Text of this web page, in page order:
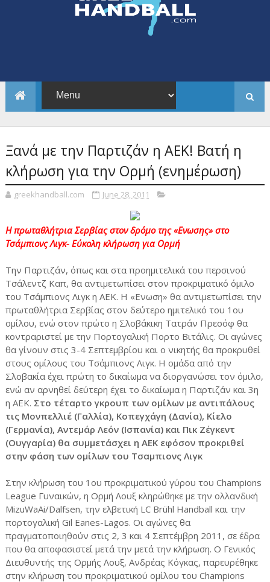
Ξανά με την Παρτιζάν η ΑΕΚ! Βατή η
κλήρωση για την Ορμή (ενημέρωση)
greekhandball.com June 28, 2011
Η πρωταθλήτρια Σερβίας στον δρόμο της «Ενωσης» στο
Τσάμπιονς Λιγκ- Εύκολη κλήρωση για Ορμή
Την Παρτιζάν, όπως και στα προημιτελικά του περσινού
Τσάλεντζ Καπ, θα αντιμετωπίσει στον προκριματικό όμιλο
του Τσάμπιονς Λιγκ η ΑΕΚ. Η «Ενωση» θα αντιμετωπίσει την
πρωταθλήτρια Σερβίας στον δεύτερο ημιτελικό του 1ου
ομίλου, ενώ στον πρώτο η Σλοβάκικη Τατράν Πρεσόφ θα
κοντραριστεί με την Πορτογαλική Πορτο Βιτάλις. Οι αγώνες
θα γίνουν στις 3-4 Σεπτεμβρίου και ο νικητής θα προκρυθεί
στους ομίλους του Τσάμπιονς Λιγκ. Η ομάδα από την
Σλοβακία έχει πρώτη το δικαίωμα να διοργανώσει τον όμιλο,
ενώ αν αρνηθεί δεύτερη έχει το δικαίωμα η Παρτιζάν και 3η
η ΑΕΚ. Στο τέταρτο γκρουπ των ομίλων με αντιπάλους
τις Μονπελλιέ (Γαλλία), Κοπεγχάγη (Δανία), Κίελο
(Γερμανία), Αντεμάρ Λεόν (Ισπανία) και Πικ Ζέγκεντ
(Ουγγαρία) θα συμμετάσχει η ΑΕΚ εφόσον προκριθεί
στην φάση των ομίλων του Τσαμπιονς Λιγκ
Στην κλήρωση του 1ου προκριματικού γύρου του Champions
League Γυναικών, η Ορμή Λουξ κληρώθηκε με την ολλανδική
MizuWaAi/Dalfsen, την ελβετική LC Brühl Handball και την
πορτογαλική Gil Eanes-Lagos. Οι αγώνες θα
πραγματοποιηθούν στις 2, 3 και 4 Σεπτέμβρη 2011, σε έδρα
που θα αποφασιστεί μετά την μετά την κλήρωση. Ο Γενικός
Διευθυντής της Ορμής Λουξ, Ανδρέας Κόγκας, παρευρέθηκε
στην κλήρωση του προκριματικού ομίλου του Champions